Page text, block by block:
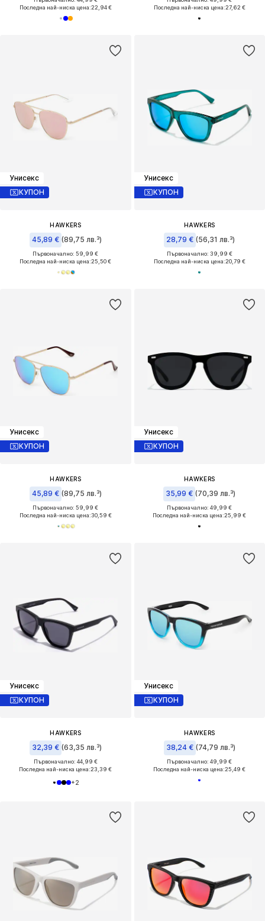
Последна най-ниска цена:22,94 €
Последна най-ниска цена:27,62 €
Унисекс
КУПОН
HAWKERS
45,89 € (89,75 лв.³)
Първоначално: 59,99 €
Последна най-ниска цена:25,50 €
Унисекс
КУПОН
HAWKERS
28,79 € (56,31 лв.³)
Първоначално: 39,99 €
Последна най-ниска цена:20,79 €
Унисекс
КУПОН
HAWKERS
45,89 € (89,75 лв.³)
Първоначално: 59,99 €
Последна най-ниска цена:30,59 €
Унисекс
КУПОН
HAWKERS
35,99 € (70,39 лв.³)
Първоначално: 49,99 €
Последна най-ниска цена:25,99 €
Унисекс
КУПОН
HAWKERS
32,39 € (63,35 лв.³)
Първоначално: 44,99 €
Последна най-ниска цена:23,39 €
+2
Унисекс
КУПОН
HAWKERS
38,24 € (74,79 лв.³)
Първоначално: 49,99 €
Последна най-ниска цена:25,49 €